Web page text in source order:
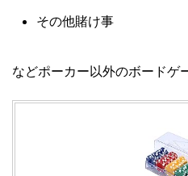
その他賭け事
などポーカー以外のボードゲ